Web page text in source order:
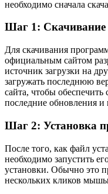
необходимо сначала
Шаг 1:
Для скачивания
официальным сайтом
источник загрузки на
загружать последнюю
сайта, чтобы обеспечить
последние обновления и
Шаг 2: Установка
После того, как файл
необходимо запустить
установки. Обычно это
нескольких кликов